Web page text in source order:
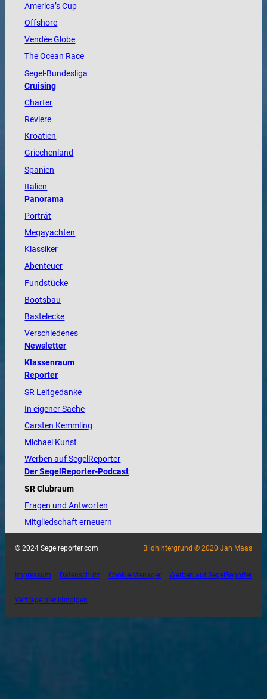
America’s Cup
Offshore
VendéeGlobe
TheOcean Race
Segel-Bundesliga
Cruising
Charter
Reviere
Kroatien
Griechenland
Spanien
Italien
Panorama
Porträt
Megayachten
Klassiker
Abenteuer
Fundstücke
Bootsbau
Bastelecke
Verschiedenes
Newsletter
Klassenraum
Reporter
SR Leitgedanke
In eigener Sache
Carsten Kemmling
Michael Kunst
Werben auf SegelReporter
Der SegelReporter-Podcast
SR Clubraum
Fragen und Antworten
Mitgliedschaft erneuern
© 2024 Segelreporter.com Bildhintergrund © 2020 Jan Maas
Impressum Datenschutz Cookie-Manager Werben auf SegelReporter
Verträge hier kündigen